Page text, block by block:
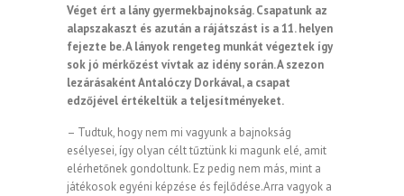
Véget ért a lány gyermekbajnokság. Csapatunk az
alapszakaszt és azután a rájátszást is a 11. helyen
fejezte be. A lányok rengeteg munkát végeztek így
sok jó mérkőzést vívtak az idény során. A szezon
lezárásaként Antalóczy Dorkával, a csapat
edzőjével értékeltük a teljesítményeket.
– Tudtuk, hogy nem mi vagyunk a bajnokság
esélyesei, így olyan célt tűztünk ki magunk elé, amit
elérhetőnek gondoltunk. Ez pedig nem más, mint a
játékosok egyéni képzése és fejlődése.Arra vagyok a